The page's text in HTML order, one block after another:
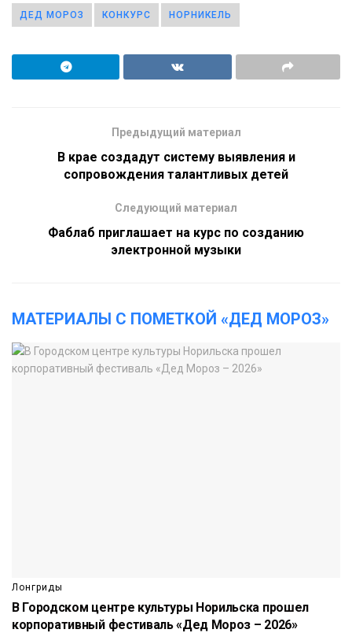
ДЕД МОРОЗ КОНКУРС НОРНИКЕЛЬ
Предыдущий материал
В крае создадут систему выявления и
сопровождения талантливых детей
Следующий материал
Фаблаб приглашает на курс по созданию
электронной музыки
МАТЕРИАЛЫ С ПОМЕТКОЙ «ДЕД МОРОЗ»
Лонгриды
В Городском центре культуры Норильска прошел
корпоративный фестиваль «Дед Мороз – 2026»